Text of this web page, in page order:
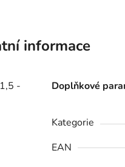
informace
-
Doplňkové
Kategorie
EAN